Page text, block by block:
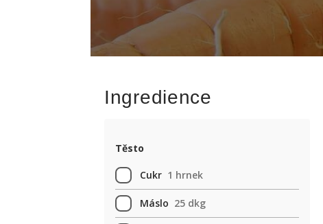
Ingredience
Těsto
Cukr 1 hrnek
Máslo 25 dkg